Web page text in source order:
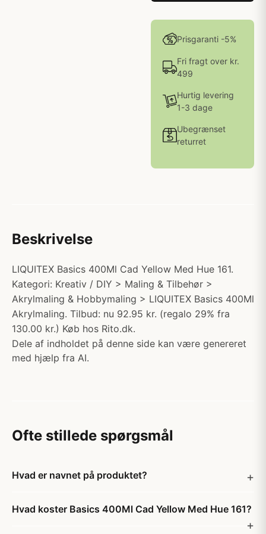
Prisgaranti -5%
Fri fragt over kr.
499
Hurtig levering
1-3 dage
Ubegrænset
returret
Beskrivelse
LIQUITEX Basics 400Ml Cad Yellow Med Hue 161.
Kategori: Kreativ / DIY > Maling & Tilbehør >
Akrylmaling & Hobbymaling > LIQUITEX Basics 400Ml
Akrylmaling. Tilbud: nu 92.95 kr. (regalo 29% fra
130.00 kr.) Køb hos Rito.dk.
Dele af indholdet på denne side kan være genereret
med hjælp fra AI.
Ofte stillede spørgsmål
Hvad er navnet på produktet?
Hvad koster Basics 400Ml Cad Yellow Med Hue 161?